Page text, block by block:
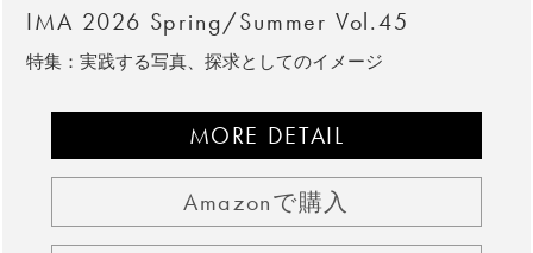
IMA 2026 Spring/Summer Vol.45
特集：実践する写真、探求としてのイメージ
MORE DETAIL
Amazonで購入